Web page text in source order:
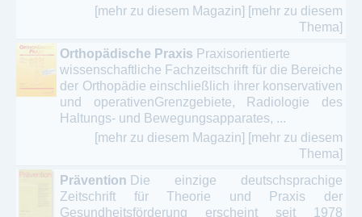
[mehr zu diesem Magazin] [mehr zu diesem
Thema]
Orthopädische Praxis Praxisorientierte
wissenschaftliche Fachzeitschrift für die Bereiche
der Orthopädie einschließlich ihrer konservativen
und operativenGrenzgebiete, Radiologie des
Haltungs- und Bewegungsapparates, ...
[mehr zu diesem Magazin] [mehr zu diesem
Thema]
Prävention Die einzige deutschsprachige
Zeitschrift für Theorie und Praxis der
Gesundheitsförderung erscheint seit 1978